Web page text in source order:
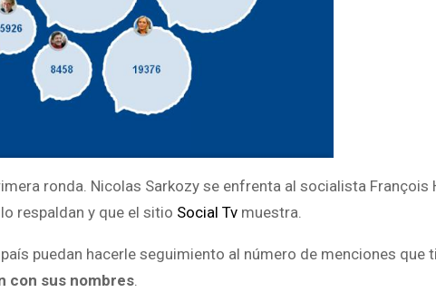
ronda. Nicolas Sarkozy se enfrenta al socialista François
respaldan y que el sitio Social Tv muestra.
puedan hacerle seguimiento al número de menciones que
con sus nombres